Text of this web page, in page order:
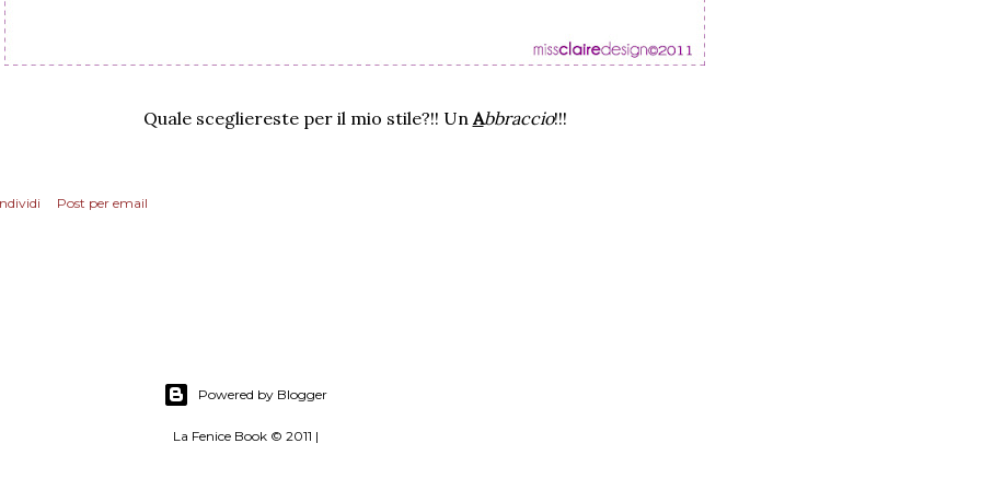
Quale scegliereste per il mio stile?!! UnAbbraccio!!!
Post per email
Powered by Blogger
La Fenice Book © 2011 |